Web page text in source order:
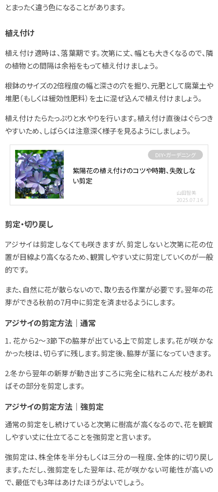
とまったく違う色になることがあります。
植え付け
植え付け適時は、落葉期です。次第に丈、幅とも大きくなるので、隣
の植物との間隔は余裕をもって植え付けましょう。
根鉢のサイズの2倍程度の幅と深さの穴を掘り、元肥として腐葉土や
堆肥（もしくは緩効性肥料）を土に混ぜ込んで植え付けましょう。
植え付けたらたっぷりと水やりを行います。植え付け直後はぐらつき
やすいため、しばらくは注意深く様子を見るようにしましょう。
DIY・ガーデニング
紫陽花の植え付けのコツや時期、失敗しな
い剪定
山田智美
2025.07.16
剪定・切り戻し
アジサイは剪定しなくても咲きますが、剪定しないと次第に花の位
置が目線より高くなるため、観賞しやすい丈に剪定していくのが一般
的です。
また、自然に花が散らないので、取り去る作業が必要です。翌年の花
芽ができる秋前の7月中に剪定を済ませるようにします。
アジサイの剪定方法｜通常
1．花から2～3節下の脇芽が出ている上で剪定します。花が咲かな
かった枝は、切らずに残します。剪定後、脇芽が茎になっていきます。
2.冬から翌年の新芽が動き出すころに完全に枯れこんだ枝があれ
ばその部分を剪定します。
アジサイの剪定方法｜強剪定
通常の剪定をし続けていると次第に樹高が高くなるので、花を観賞
しやすい丈に仕立てることを強剪定と言います。
強剪定は、株全体を半分もしくは三分の一程度、全体的に切り戻し
ます。ただし、強剪定をした翌年は、花が咲かない可能性が高いの
で、最低でも3年はあけたほうがよいでしょう。